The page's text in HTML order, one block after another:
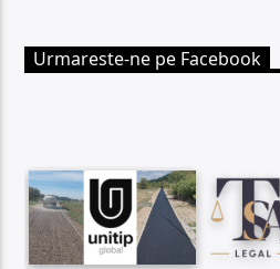
Urmareste-ne pe Facebook